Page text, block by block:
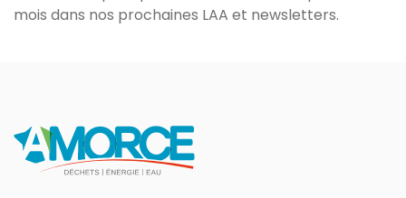
mois dans nos prochaines LAA et newsletters.